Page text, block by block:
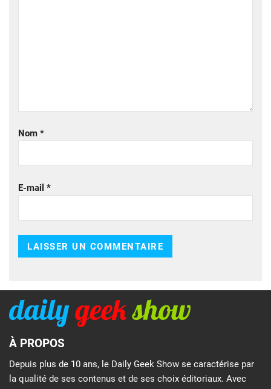
Nom *
E-mail *
À PROPOS
Depuis plus de 10 ans, le Daily Geek Show se caractérise par
la qualité de ses contenus et de ses choix éditoriaux. Avec